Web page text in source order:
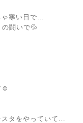
寒い日で…
闘いで💦
☺️
タをやっていて…